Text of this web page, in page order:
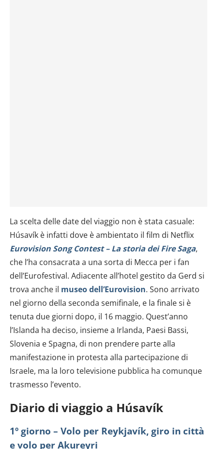
La scelta delle date del viaggio non è stata casuale:
Húsavík è infatti dove è ambientato il film di Netflix
Eurovision Song Contest – La storia dei Fire Saga,
che l’ha consacrata a una sorta di Mecca per i fan
dell’Eurofestival. Adiacente all’hotel gestito da Gerd si
trova anche il museo dell’Eurovision. Sono arrivato
nel giorno della seconda semifinale, e la finale si è
tenuta due giorni dopo, il 16 maggio. Quest’anno
l’Islanda ha deciso, insieme a Irlanda, Paesi Bassi,
Slovenia e Spagna, di non prendere parte alla
manifestazione in protesta alla partecipazione di
Israele, ma la loro televisione pubblica ha comunque
trasmesso l’evento.
Diario di viaggio a Húsavík
1º giorno – Volo per Reykjavík, giro in città
e volo per Akureyri